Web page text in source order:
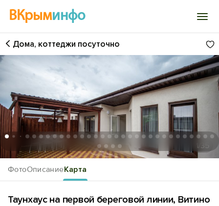
ВКрыминфо
Войти
Избранное
История просмотра
Добавить свой объект
ФотоОписаниеКарта
Дома, коттеджи посуточно
1/35
Таунхаус на первой береговой линии, Витино